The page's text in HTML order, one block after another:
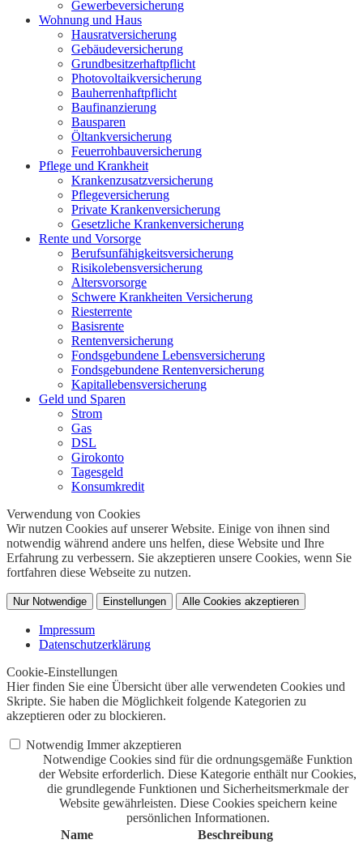
Gewerbeversicherung
Wohnung und Haus
Hausratversicherung
Gebäudeversicherung
Grundbesitzerhaftpflicht
Photovoltaikversicherung
Bauherrenhaftpflicht
Baufinanzierung
Bausparen
Öltankversicherung
Feuerrohbauversicherung
Pflege und Krankheit
Krankenzusatzversicherung
Pflegeversicherung
Private Krankenversicherung
Gesetzliche Krankenversicherung
Rente und Vorsorge
Berufs­unfähigkeitsversicherung
Risikolebensversicherung
Altersvorsorge
Schwere Krankheiten Versicherung
Riesterrente
Basisrente
Rentenversicherung
Fondsgebundene Lebensversicherung
Fondsgebundene Rentenversicherung
Kapitallebensversicherung
Geld und Sparen
Strom
Gas
DSL
Girokonto
Tagesgeld
Konsumkredit
Verwendung von Cookies
Wir nutzen Cookies auf unserer Website. Einige von ihnen sind
notwendig während andere uns helfen, diese Website und Ihre
Erfahrung zu verbessern. Sie akzeptieren unsere Cookies, wenn Sie
fortfahren diese Webseite zu nutzen.
Nur Notwendige Einstellungen Alle Cookies akzeptieren
Impressum
Datenschutzerklärung
Cookie-Einstellungen
Hier finden Sie eine Übersicht über alle verwendeten Cookies und
Skripte. Sie haben die Möglichkeit folgende Kategorien zu
akzeptieren oder zu blockieren.
Notwendig Immer akzeptieren
Notwendige Cookies sind für die ordnungsgemäße Funktion
der Website erforderlich. Diese Kategorie enthält nur Cookies,
die grundlegende Funktionen und Sicherheitsmerkmale der
Website gewährleisten. Diese Cookies speichern keine
persönlichen Informationen.
Name
Beschreibung